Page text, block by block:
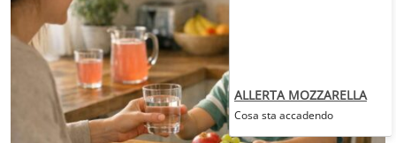
ALLERTA MOZZARELLA
Cosa sta accadendo